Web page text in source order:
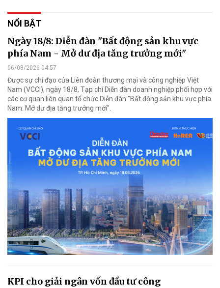
NỔI BẬT
Ngày 18/8: Diễn đàn "Bất động sản khu vực
phía Nam - Mở dư địa tăng trưởng mới"
06/08/2026 04:57
Được sự chỉ đạo của Liên đoàn thương mại và công nghiệp Việt
Nam (VCCI), ngày 18/8, Tạp chí Diễn đàn doanh nghiệp phối hợp với
các cơ quan liên quan tổ chức Diễn đàn "Bất động sản khu vực phía
Nam: Mở dư địa tăng trưởng mới".
KPI cho giải ngân vốn đầu tư công